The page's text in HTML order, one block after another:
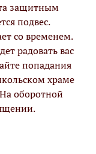
защитным
подвес.
со временем.
радовать вас
попадания
храме
оборотной